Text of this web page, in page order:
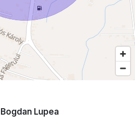
Bogdan Lupea